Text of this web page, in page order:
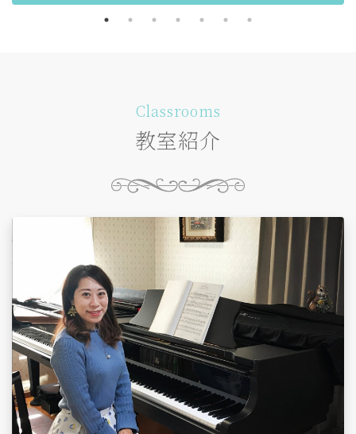
Classrooms
教室紹介